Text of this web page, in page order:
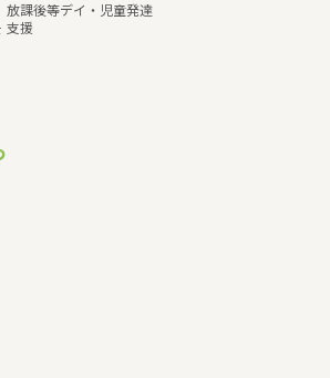
放課後等デイ・児童発達
支援